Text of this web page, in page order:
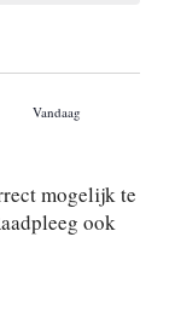
Vandaag
mogelijk te
ook